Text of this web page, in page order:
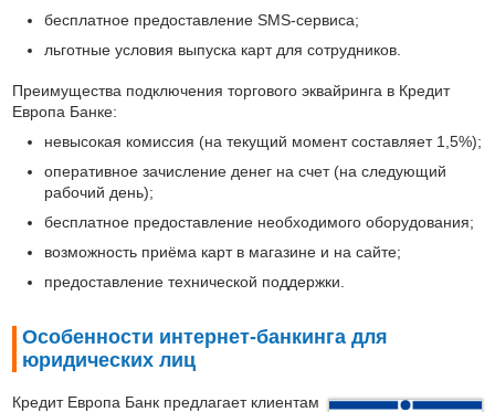
бесплатное предоставление SMS-сервиса;
льготные условия выпуска карт для сотрудников.
Преимущества подключения торгового эквайринга в Кредит
Европа Банке:
невысокая комиссия (на текущий момент составляет 1,5%);
оперативное зачисление денег на счет (на следующий
рабочий день);
бесплатное предоставление необходимого оборудования;
возможность приёма карт в магазине и на сайте;
предоставление технической поддержки.
Особенности интернет-банкинга для
юридических лиц
Кредит Европа Банк предлагает клиентам